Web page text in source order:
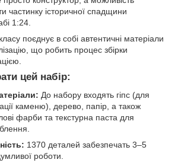
частинку історичної спадщини
1:24.
поєднує в собі автентичні матеріали
що робить процес збірки
цей набір:
До набору входять гіпс (для
каменю), дерево, папір, а також
фарби та текстурна паста для
1370 деталей забезпечать 3–5
роботи.